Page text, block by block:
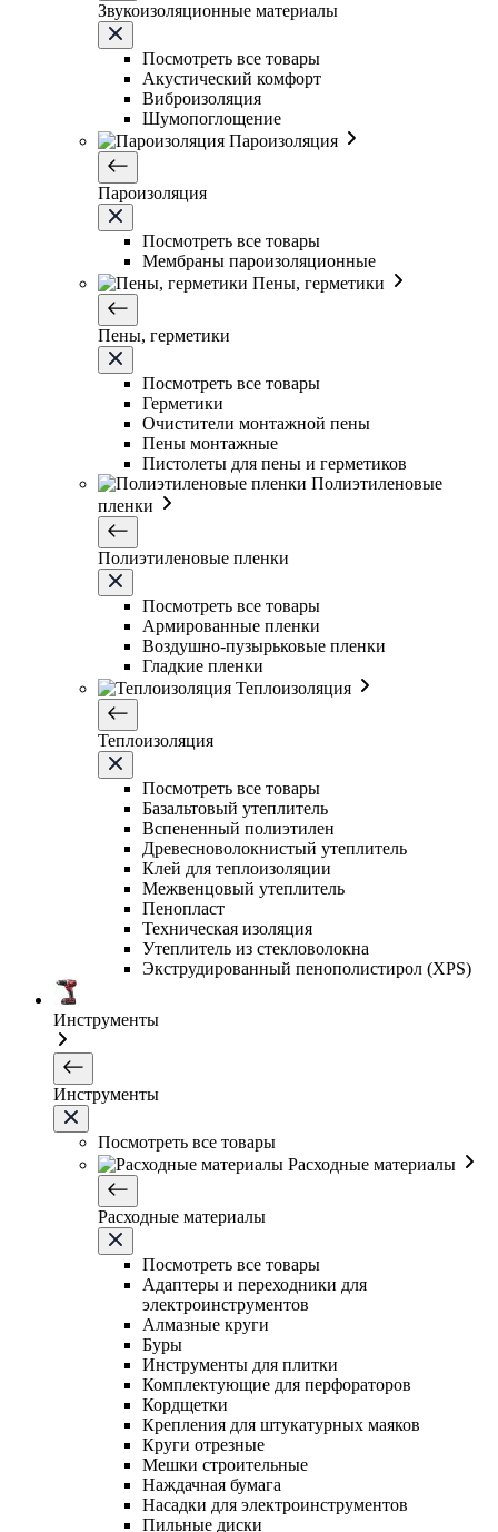
Звукоизоляционные материалы
Посмотреть все товары
Акустический комфорт
Виброизоляция
Шумопоглощение
Пароизоляция
Пароизоляция
Посмотреть все товары
Мембраны пароизоляционные
Пены, герметики
Пены, герметики
Посмотреть все товары
Герметики
Очистители монтажной пены
Пены монтажные
Пистолеты для пены и герметиков
Полиэтиленовые
пленки
Полиэтиленовые пленки
Посмотреть все товары
Армированные пленки
Воздушно-пузырьковые пленки
Гладкие пленки
Теплоизоляция
Теплоизоляция
Посмотреть все товары
Базальтовый утеплитель
Вспененный полиэтилен
Древесноволокнистый утеплитель
Клей для теплоизоляции
Межвенцовый утеплитель
Пенопласт
Техническая изоляция
Утеплитель из стекловолокна
Экструдированный пенополистирол (XPS)
Инструменты
Инструменты
Посмотреть все товары
Расходные материалы
Расходные материалы
Посмотреть все товары
Адаптеры и переходники для
электроинструментов
Алмазные круги
Буры
Инструменты для плитки
Комплектующие для перфораторов
Кордщетки
Крепления для штукатурных маяков
Круги отрезные
Мешки строительные
Наждачная бумага
Насадки для электроинструментов
Пильные диски